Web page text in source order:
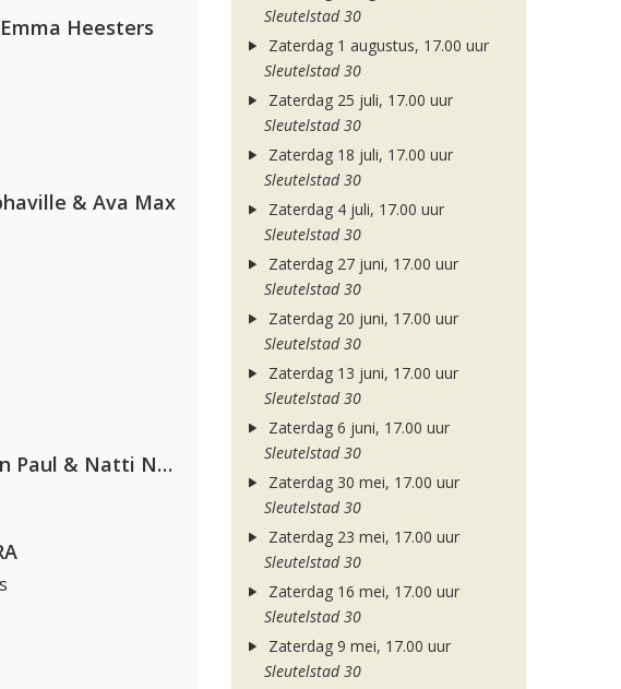
Heesters
& Ava Max
Gabry Ponte, Sean Paul & Natti Natasha
Sleutelstad 30
Zaterdag 1 augustus, 17.00 uur
Sleutelstad 30
Zaterdag 25 juli, 17.00 uur
Sleutelstad 30
Zaterdag 18 juli, 17.00 uur
Sleutelstad 30
Zaterdag 4 juli, 17.00 uur
Sleutelstad 30
Zaterdag 27 juni, 17.00 uur
Sleutelstad 30
Zaterdag 20 juni, 17.00 uur
Sleutelstad 30
Zaterdag 13 juni, 17.00 uur
Sleutelstad 30
Zaterdag 6 juni, 17.00 uur
Sleutelstad 30
Zaterdag 30 mei, 17.00 uur
Sleutelstad 30
Zaterdag 23 mei, 17.00 uur
Sleutelstad 30
Zaterdag 16 mei, 17.00 uur
Sleutelstad 30
Zaterdag 9 mei, 17.00 uur
Sleutelstad 30